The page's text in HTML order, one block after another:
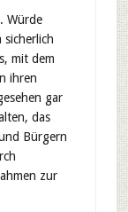
Würde
mit dem
ihren
gar
das
Bürgern
zur